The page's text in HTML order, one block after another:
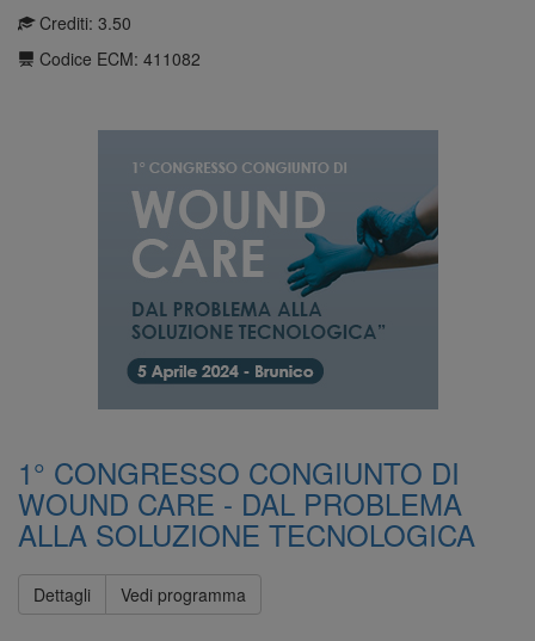
Crediti: 3.50
Codice ECM: 411082
1° CONGRESSO CONGIUNTO DI
WOUND CARE - DAL PROBLEMA
ALLA SOLUZIONE TECNOLOGICA
Dettagli Vedi programma